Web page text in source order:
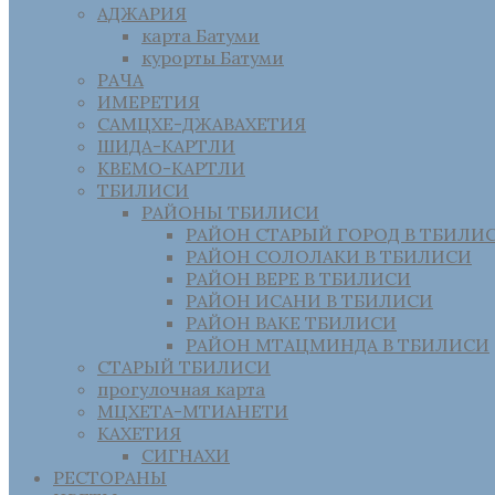
АДЖАРИЯ
карта Батуми
курорты Батуми
РАЧА
ИМЕРЕТИЯ
САМЦХЕ-ДЖАВАХЕТИЯ
ШИДА-КАРТЛИ
КВЕМО-КАРТЛИ
ТБИЛИСИ
РАЙОНЫ ТБИЛИСИ
РАЙОН СТАРЫЙ ГОРОД В
РАЙОН СОЛОЛАКИ В ТБИЛИСИ
РАЙОН ВЕРЕ В ТБИЛИСИ
РАЙОН ИСАНИ В ТБИЛИСИ
РАЙОН ВАКЕ ТБИЛИСИ
РАЙОН МТАЦМИНДА В ТБИЛИСИ
СТАРЫЙ ТБИЛИСИ
прогулочная карта
МЦХЕТА-МТИАНЕТИ
КАХЕТИЯ
СИГНАХИ
РЕСТОРАНЫ